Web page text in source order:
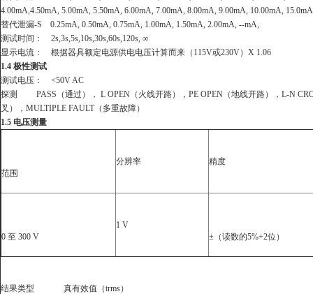
4.00mA,4.50mA, 5.00mA, 5.50mA, 6.00mA, 7.00mA, 8.00mA, 9.00mA, 10.00mA,
替代泄漏-S 0.25mA, 0.50mA, 0.75mA, 1.00mA, 1.50mA, 2.00mA, --mA,
测试时间：
2s,3s,5s,10s,30s,60s,120s, ∞
显示电流：
根据器具额定电源供电电压计算而来（ 115V或230V） X 1.06
1.4 极性测试
测试电压：
<50V AC
探测
PASS （通过）， L OPEN （火线开路）， PE OPEN （地线开路）， L-N
叉）， MULTIPLE FAULT（多重故障）
1.5 电压测量
范围
分辨率 精度
0 至 300 V
1 V
± （读数的5%+2位）
结果类型 真有效值（trms）